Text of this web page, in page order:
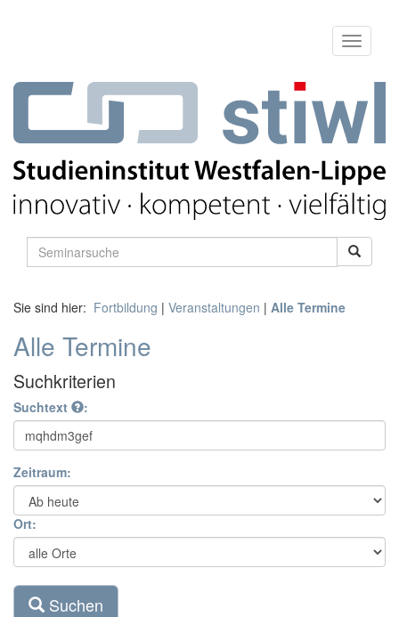
Sie sind hier: Fortbildung | Veranstaltungen | Alle Termine
Alle Termine
Suchkriterien
Suchtext :
Zeitraum:
Ort:
Suchen